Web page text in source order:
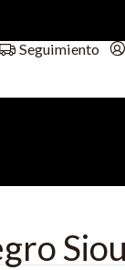
Seguimiento